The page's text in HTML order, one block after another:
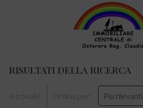
RISULTATI DELLA RICERCA
4 trovati! Ordina per: Più rilevanti